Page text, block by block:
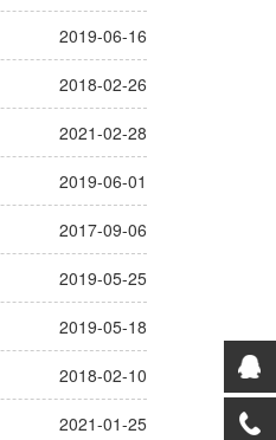
2019-06-16
2018-02-26
2021-02-28
2019-06-01
2017-09-06
2019-05-25
2019-05-18
2018-02-10
2021-01-25